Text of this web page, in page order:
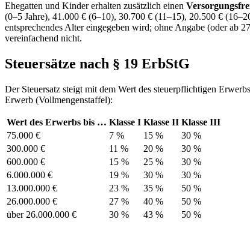
Ehegatten und Kinder erhalten zusätzlich einen
(0–5 Jahre), 41.000 € (6–10), 30.700 € (11–15), 20.500 €
entsprechendes Alter eingegeben wird; ohne Angabe (oder ab
vereinfachend nicht.
Steuersätze nach § 19 ErbStG
Der Steuersatz steigt mit dem Wert des steuerpflichtigen
Erwerb (Vollmengenstaffel):
Wert des Erwerbs bis … Klasse I Klasse II Klasse III
75.000 €
7 % 15 %
30 %
300.000 €
11 % 20 %
30 %
600.000 €
15 % 25 %
30 %
6.000.000 €
19 % 30 %
30 %
13.000.000 €
23 % 35 %
50 %
26.000.000 €
27 % 40 %
50 %
über 26.000.000 €
30 % 43 % 50 %